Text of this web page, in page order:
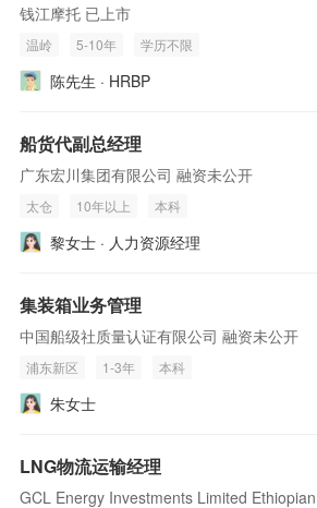
钱江摩托 已上市
温岭 5-10年 学历不限
陈先生 · HRBP
船货代副总经理
广东宏川集团有限公司 融资未公开
太仓 10年以上 本科
黎女士 · 人力资源经理
集装箱业务管理
中国船级社质量认证有限公司 融资未公开
浦东新区 1-3年 本科
朱女士
LNG物流运输经理
GCL Energy Investments Limited